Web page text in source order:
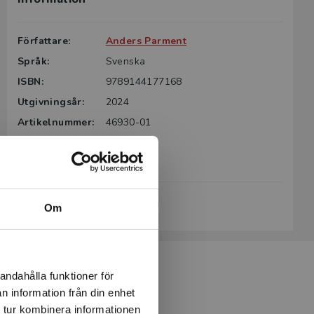
Om
funktioner för
information från din enhet
kombinera informationen
Författare:
Anders Parment
Språk:
Svenska
ISBN:
9789144177168
Utgivningsår:
2024
Artikelnummer:
46930-01
181
Köp- och leveransvillkor